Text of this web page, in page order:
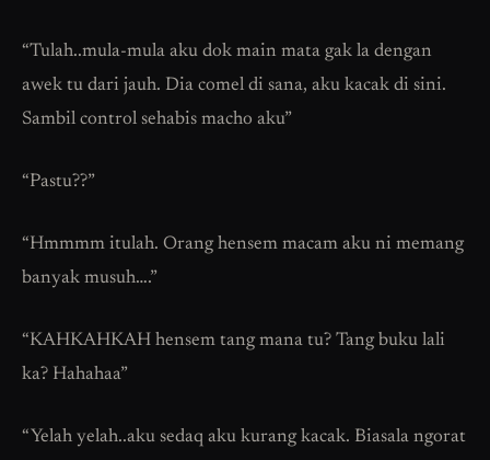
“Tulah..mula-mula aku dok main mata gak la dengan
awek tu dari jauh. Dia comel di sana, aku kacak di sini.
Sambil control sehabis macho aku”
“Pastu??”
“Hmmmm itulah. Orang hensem macam aku ni memang
banyak musuh….”
“KAHKAHKAH hensem tang mana tu? Tang buku lali
ka? Hahahaa”
“Yelah yelah..aku sedaq aku kurang kacak. Biasala ngorat